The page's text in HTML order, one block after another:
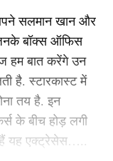
सकती है. हालांकि
खास नहीं रहा है,
ताकि एक बार
सलमान खान और
बॉक्स ऑफिस
हम बात करेंगे उन
है. स्टारकास्ट में
तय है. इन
के बीच होड़ लगी
हैं यह एक्ट्रेसेस…..